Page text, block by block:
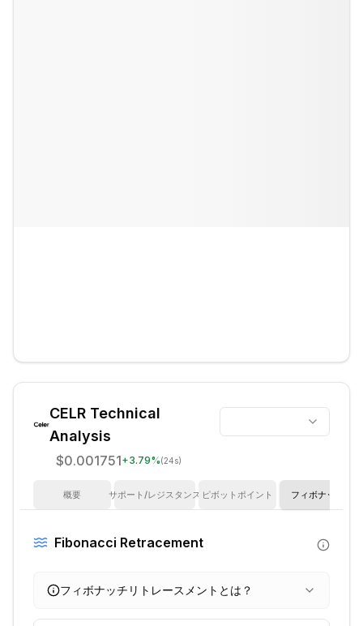
CELR Technical
Analysis
$0.001751+3.79%(24s)
概要 サポート/レジスタンス ピボットポイント フィボナッチ
Fibonacci Retracement
フィボナッチリトレースメントとは？